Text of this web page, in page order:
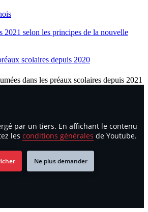
2021 selon les principes de la nouvelle
scolaires depuis 2020
dans les préaux scolaires depuis 2021
par un tiers. En affichant le contenu
les conditions générales de Youtube.
Ne plus demander